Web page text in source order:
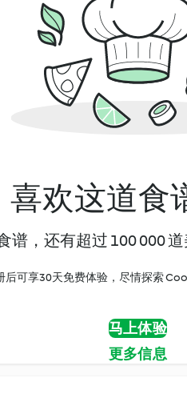
喜欢这道食
谱，还有超过 100 000
后可享30天免费体验，尽情探索
马上体验
更多信息